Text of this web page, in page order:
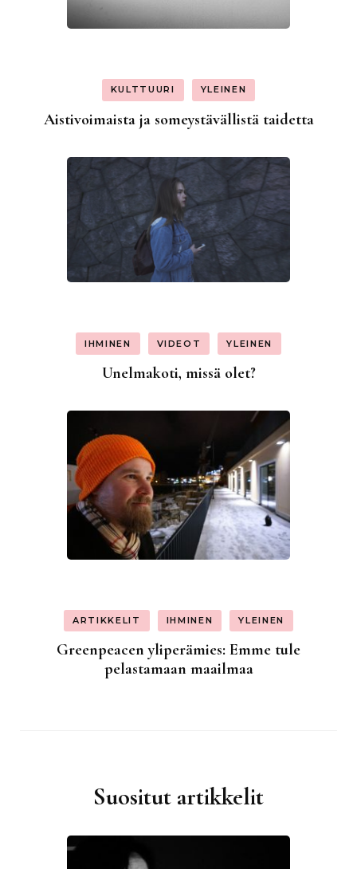
KULTTUURI YLEINEN
Aistivoimaista ja someystävällistä taidetta
IHMINEN VIDEOT YLEINEN
Unelmakoti, missä olet?
ARTIKKELIT IHMINEN YLEINEN
Greenpeacen yliperämies: Emme tule
pelastamaan maailmaa
Suositut artikkelit